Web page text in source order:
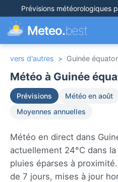
Prévisions météorologiques
Meteo.best
vers d'autres > Guinée
Météo à Guinée
Prévisions Météo en août
Moyennes annuelles
Météo en direct dans
actuellement 24°C dans
pluies éparses à
de 7 jours, mises à jour